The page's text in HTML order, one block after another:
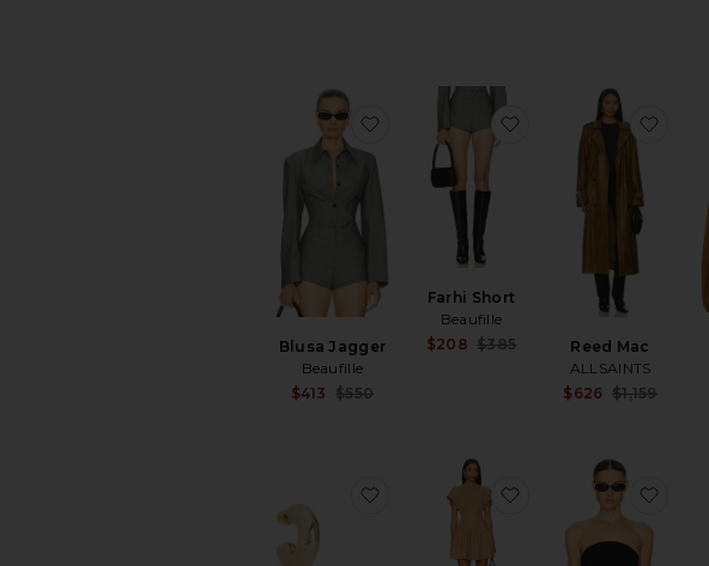
Blusa Jagger
Beaufille
$413
$550
favoritoBlusa Jagger
Farhi Short
Beaufille
Sale price:
$208
Previous price:
$385
favoritoFarhi Short
Reed Mac
ALLSAINTS
$626 $1,159
favoritoDrew HuggiesfavoritoCooper Mini